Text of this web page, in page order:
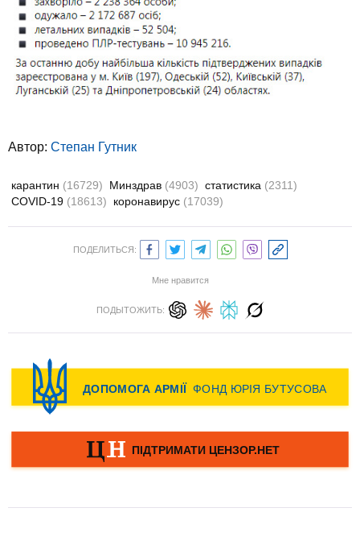
Автор: Степан Гутник
карантин (16729) Минздрав (4903) статистика (2311)
COVID-19 (18613) коронавирус (17039)
ПОДЕЛИТЬСЯ:
Мне нравится
ПОДЫТОЖИТЬ: